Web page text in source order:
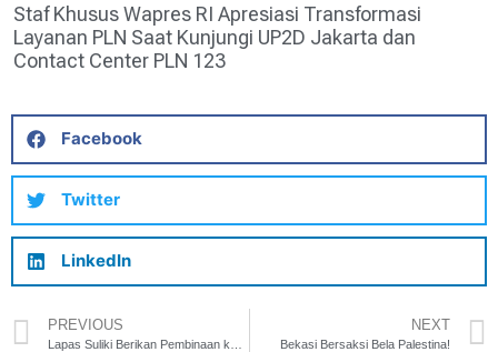
Staf Khusus Wapres RI Apresiasi Transformasi
Layanan PLN Saat Kunjungi UP2D Jakarta dan
Contact Center PLN 123
Facebook
Twitter
LinkedIn
PREVIOUS NEXT
Bekasi Bersaksi Bela Palestina!